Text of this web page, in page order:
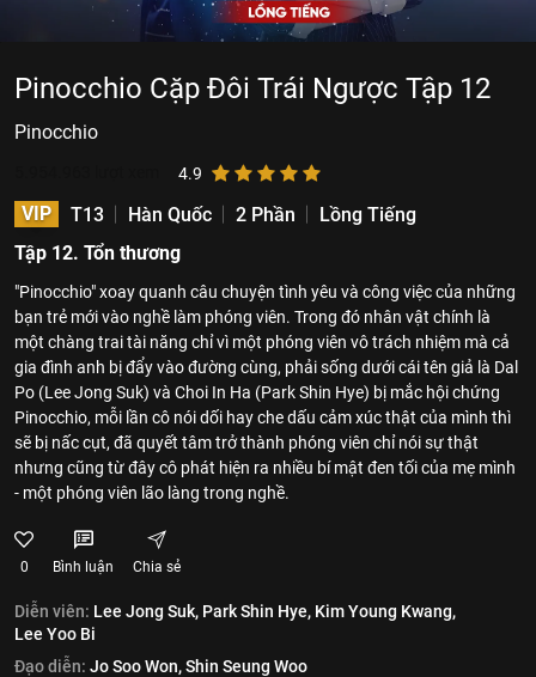
Pinocchio Cặp Đôi Trái Ngược Tập 12
Pinocchio
4.9
VIP T13 Hàn Quốc 2 Phần
Lồng Tiếng
Tập 12. Tổn thương
"Pinocchio" xoay quanh câu chuyện tình yêu và công việc của những
bạn trẻ mới vào nghề làm phóng viên. Trong đó nhân vật chính là
một chàng trai tài năng chỉ vì một phóng viên vô trách nhiệm mà cả
gia đình anh bị đẩy vào đường cùng, phải sống dưới cái tên giả là Dal
Po (Lee Jong Suk) và Choi In Ha (Park Shin Hye) bị mắc hội chứng
Pinocchio, mỗi lần cô nói dối hay che dấu cảm xúc thật của mình thì
sẽ bị nấc cụt, đã quyết tâm trở thành phóng viên chỉ nói sự thật
nhưng cũng từ đây cô phát hiện ra nhiều bí mật đen tối của mẹ mình
- một phóng viên lão làng trong nghề.
0 Bình luận Chia sẻ
Diễn viên: Lee Jong Suk, Park Shin Hye, Kim Young Kwang,
Lee Yoo Bi
Đạo diễn: Jo Soo Won,Shin Seung Woo